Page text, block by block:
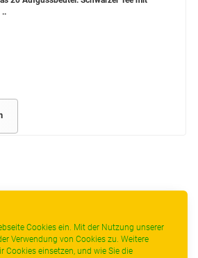
Cookies ein. Mit der Nutzung unserer
Verwendung von Cookies zu. Weitere
Cookies einsetzen, und wie Sie die
..
- ----------------